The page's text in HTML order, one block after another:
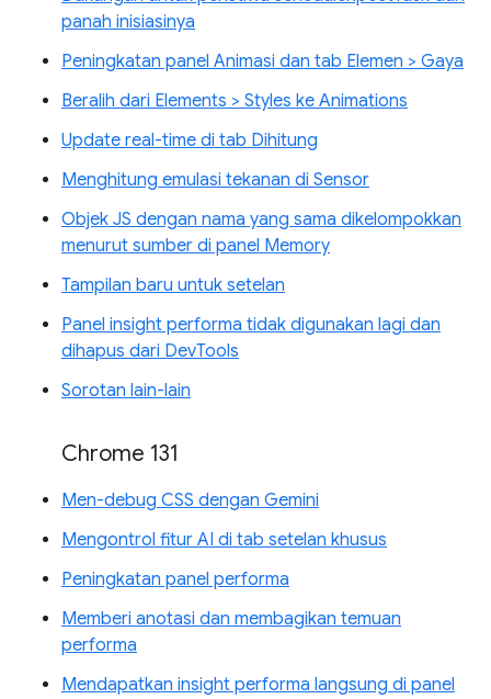
panah inisiasinya
Peningkatan panel Animasi dan tab Elemen > Gaya
Beralih dari Elements > Styles ke Animations
Update real-time di tab Dihitung
Menghitung emulasi tekanan di Sensor
Objek JS dengan nama yang sama dikelompokkan
menurut sumber di panel Memory
Tampilan baru untuk setelan
Panel insight performa tidak digunakan lagi dan
dihapus dari DevTools
Sorotan lain-lain
Chrome 131
Men-debug CSS dengan Gemini
Mengontrol fitur AI di tab setelan khusus
Peningkatan panel performa
Memberi anotasi dan membagikan temuan
performa
Mendapatkan insight performa langsung di panel